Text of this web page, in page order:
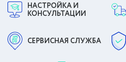
НАСТРОЙКА И
КОНСУЛЬТАЦИИ
СЕРВИСНАЯ СЛУЖБА